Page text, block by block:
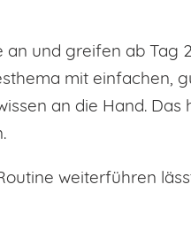
und greifen ab Tag
mit einfachen,
an die Hand. Das
weiterführen